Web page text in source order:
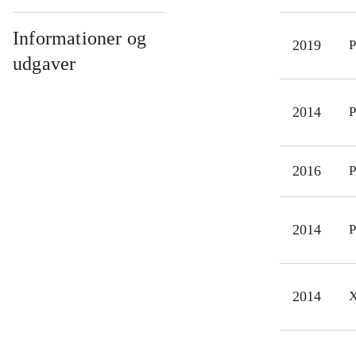
for
I
Informationer og
udgaver
2019
2014
2016
2014
2014